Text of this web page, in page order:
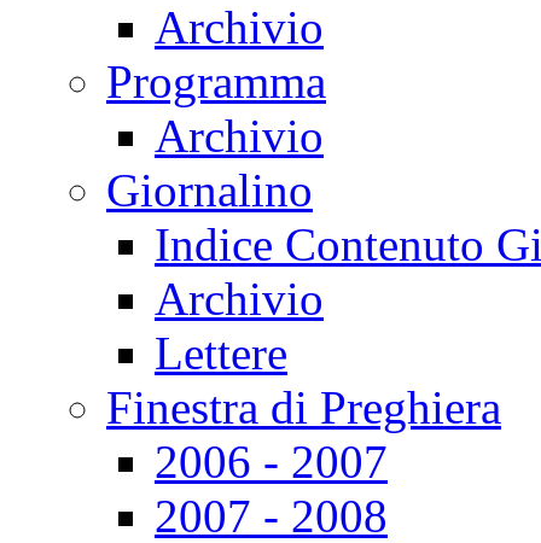
Archivio
Programma
Archivio
Giornalino
Indice Contenuto
Archivio
Lettere
Finestra di Preghiera
2006 - 2007
2007 - 2008